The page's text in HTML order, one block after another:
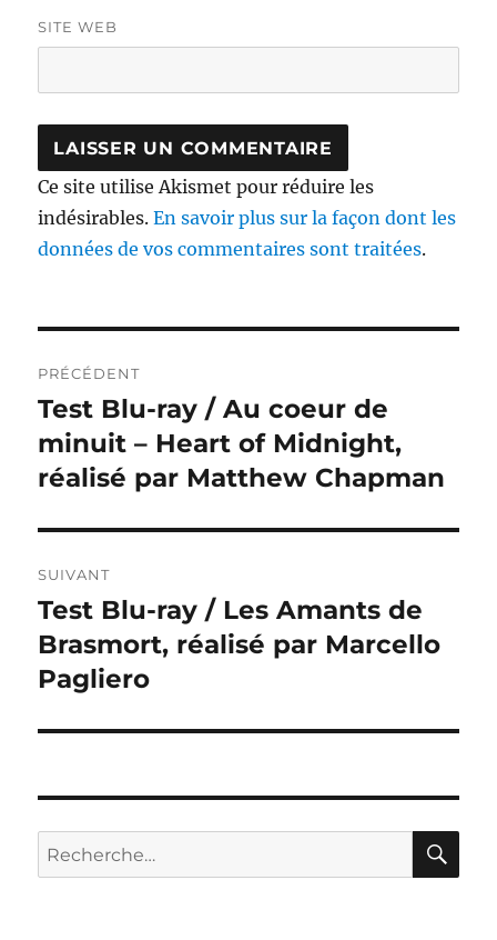
SITE WEB
Ce site utilise Akismet pour réduire les
indésirables.En savoir plus sur la façon dont les
données de vos commentaires sont traitées.
de
l’article
PRÉCÉDENT
Publication
précédente :
Test Blu-ray / Au coeur de
minuit – Heart of Midnight,
réalisé par Matthew Chapman
SUIVANT
Publication
suivante :
Test Blu-ray / Les Amants de
Brasmort, réalisé par Marcello
Pagliero
Recherche
pour :